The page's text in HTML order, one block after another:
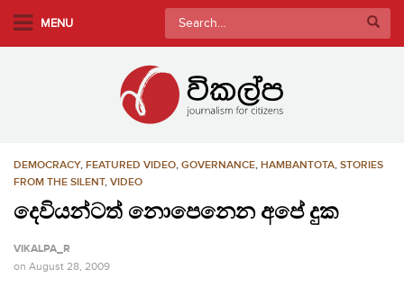
MENU
Search
for:
DEMOCRACY, FEATURED VIDEO, GOVERNANCE, HAMBANTOTA, STORIES
FROM THE SILENT, VIDEO
දෙවියන්ටත් නොපෙනෙන අපේ දුක
VIKALPA_R
on August 28, 2009